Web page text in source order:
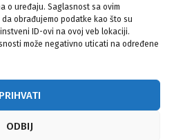
o uređaju. Saglasnost sa ovim
obrađujemo podatke kao što su
ID-ovi na ovoj veb lokaciji.
može negativno uticati na određene
PRIHVATI
ODBIJ
u Srebrenici i ove godine
Rijeke